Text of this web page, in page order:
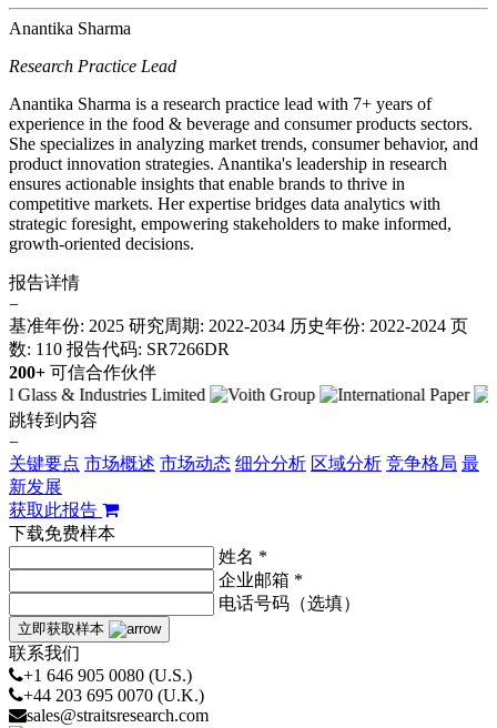
Anantika Sharma
Research Practice Lead
Anantika Sharma is a research practice lead with 7+ years of
experience in the food & beverage and consumer products sectors.
She specializes in analyzing market trends, consumer behavior, and
product innovation strategies. Anantika's leadership in research
ensures actionable insights that enable brands to thrive in
competitive markets. Her expertise bridges data analytics with
strategic foresight, empowering stakeholders to make informed,
growth-oriented decisions.
报告详情
−
基准年份: 2025 研究周期: 2022-2034 历史年份: 2022-2024 页
数: 110 报告代码: SR7266DR
200+ 可信合作伙伴
跳转到内容
−
关键要点 市场概述 市场动态 细分分析 区域分析 竞争格局 最
新发展
获取此报告
下载免费样本
姓名 *
企业邮箱 *
电话号码（选填）
立即获取样本
联系我们
+1 646 905 0080 (U.S.)
+44 203 695 0070 (U.K.)
sales@straitsresearch.com